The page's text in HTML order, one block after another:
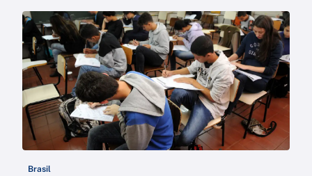
Brasil